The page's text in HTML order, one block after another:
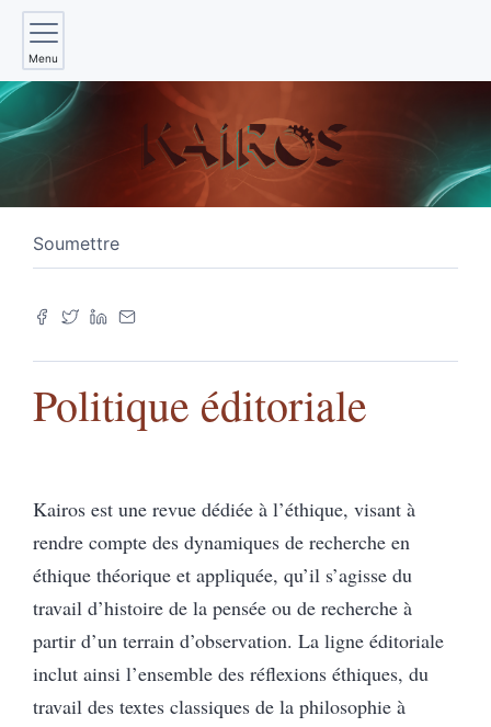
Menu
Soumettre
Politique éditoriale
Kairos est une revue dédiée à l’éthique, visant à
rendre compte des dynamiques de recherche en
éthique théorique et appliquée, qu’il s’agisse du
travail d’histoire de la pensée ou de recherche à
partir d’un terrain d’observation. La ligne éditoriale
inclut ainsi l’ensemble des réflexions éthiques, du
travail des textes classiques de la philosophie à